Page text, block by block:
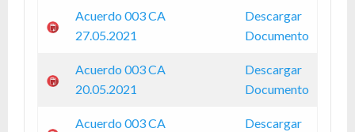
Acuerdo 003 CA
27.05.2021
Descargar
Documento
Acuerdo 003 CA
20.05.2021
Descargar
Documento
Acuerdo 003 CA
Descargar